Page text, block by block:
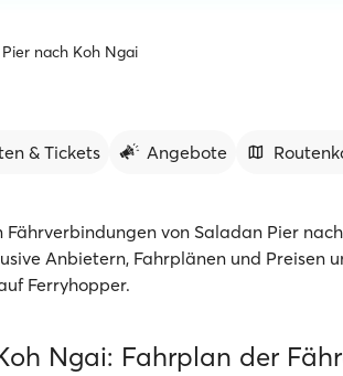
nach Koh Ngai
& Tickets Angebote
von Saladan Pier
Anbietern, Fahrplänen und Preisen
Ferryhopper.
Ngai: Fahrplan der